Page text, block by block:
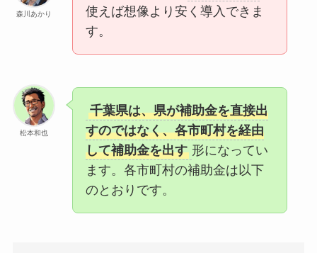
森川あかり
使えば想像より安く導入できま
す。
松本和也
千葉県は、県が補助金を直接出
すのではなく、各市町村を経由
して補助金を出す 形になってい
ます。各市町村の補助金は以下
のとおりです。